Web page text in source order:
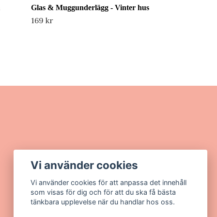
Glas & Muggunderlägg - Vinter hus
169 kr
Vi använder cookies
Vi använder cookies för att anpassa det innehåll
som visas för dig och för att du ska få bästa
tänkbara upplevelse när du handlar hos oss.